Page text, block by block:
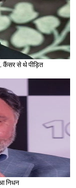
कैंसर से थे पीड़ित
निधन